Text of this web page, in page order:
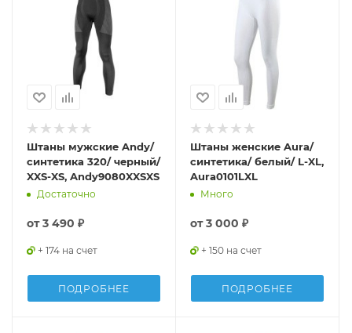
Штаны мужские Andy/
синтетика 320/ черный/
XXS-XS, Andy9080XXSXS
Достаточно
от3 490 ₽
+ 174 на счет
ПОДРОБНЕЕ
Штаны женские Aura/
синтетика/ белый/ L-XL,
Aura0101LXL
Много
от3 000 ₽
+ 150 на счет
ПОДРОБНЕЕ